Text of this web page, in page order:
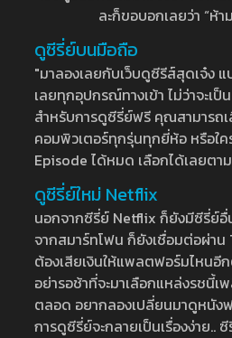
ละก็ขอบอกเลยว่า “ห้
ดูซีรี่ย์บนมือถือ
"มาลองเลยกับเว็บดูซีรีส์สุดเจ๋ง
เลยทุกอุปกรณ์ทางเข้า ไม่ว่าจะเ
สำหรับการดูซีรี่ย์ฟรี คุณสามารถ
คอมพิวเตอร์ทุกรุ่นทุกยี่ห้อ หรือใ
Episode ได้หมด เลือกได้เลยต
ดูซีรี่ย์ใหม่ Netflix
นอกจากซีรี่ย์ Netflix ก็ยังมีซีรี่ย์อื่
จากสมาร์ทโฟน ก็ยังเชื่อมต่อผ่า
ต้องเสียเงินให้แพลตฟอร์มไหนอี
อย่ารอช้าที่จะมาเลือกแหล่งรชนี้
ตลอด อยากลองเปลี่ยนมาดูหนัง
การดูซีรี่ย์จะกลายเป็นเรื่องง่าย